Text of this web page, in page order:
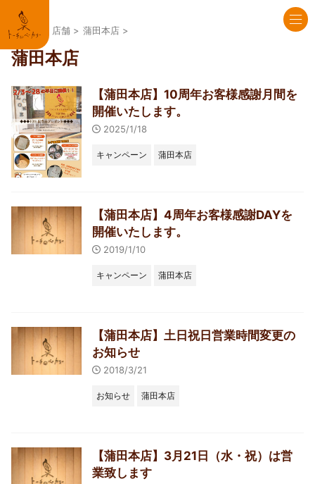
HOME 店舗 > 蒲田本店 >
蒲田本店
【蒲田本店】10周年お客様感謝月間を
開催いたします。
2025/1/18
キャンペーン 蒲田本店
【蒲田本店】4周年お客様感謝DAYを
開催いたします。
2019/1/10
キャンペーン 蒲田本店
【蒲田本店】土日祝日営業時間変更の
お知らせ
2018/3/21
お知らせ 蒲田本店
【蒲田本店】3月21日（水・祝）は営
業致します